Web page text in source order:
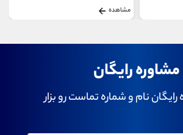
مشاهده
مشاوره رایگان
رایگان نام و شماره تماست رو بزار